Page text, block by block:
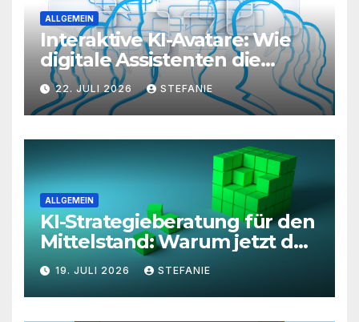
ALLGEMEIN
Interaktive KI-Avatare: Wie
digitale Assistenten die
Kundenkommunikation auf
ein neues Level heben
22. JULI 2026 STEFANIE
ALLGEMEIN
KI-Strategieberatung für den
Mittelstand: Warum jetzt der
richtige Zeitpunkt für eine
unternehmensweite KI-
Roadmap ist
19. JULI 2026 STEFANIE